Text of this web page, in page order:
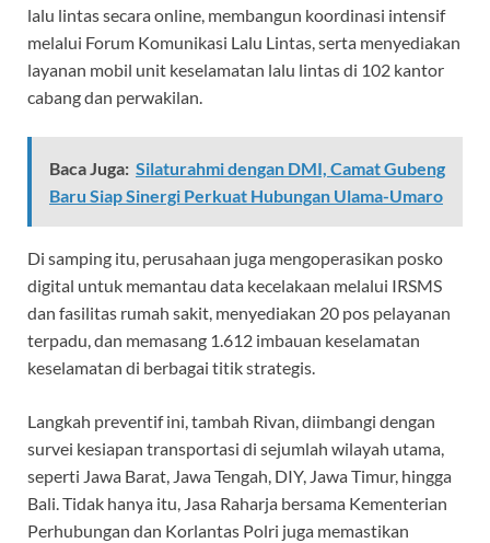
lalu lintas secara online, membangun koordinasi intensif
melalui Forum Komunikasi Lalu Lintas, serta menyediakan
layanan mobil unit keselamatan lalu lintas di 102 kantor
cabang dan perwakilan.
Baca Juga: Silaturahmi dengan DMI, Camat Gubeng
Baru Siap Sinergi Perkuat Hubungan Ulama-Umaro
Di samping itu, perusahaan juga mengoperasikan posko
digital untuk memantau data kecelakaan melalui IRSMS
dan fasilitas rumah sakit, menyediakan 20 pos pelayanan
terpadu, dan memasang 1.612 imbauan keselamatan
keselamatan di berbagai titik strategis.
Langkah preventif ini, tambah Rivan, diimbangi dengan
survei kesiapan transportasi di sejumlah wilayah utama,
seperti Jawa Barat, Jawa Tengah, DIY, Jawa Timur, hingga
Bali. Tidak hanya itu, Jasa Raharja bersama Kementerian
Perhubungan dan Korlantas Polri juga memastikan